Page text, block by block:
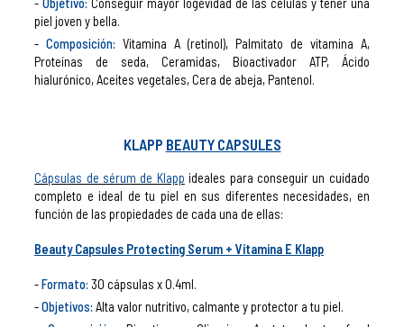
piel joven y bella.
Composición: Vitamina A (retinol), Palmitato de vitamina A,
Proteínas de seda, Ceramidas, Bioactivador ATP, Ácido
hialurónico, Aceites vegetales, Cera de abeja, Pantenol.
KLAPP BEAUTY CAPSULES
Cápsulas de sérum de Klapp ideales para conseguir un cuidado
completo e ideal de tu piel en sus diferentes necesidades, en
función de las propiedades de cada una de ellas:
Beauty Capsules Protecting Serum + Vitamina E Klapp
Formato: 30 cápsulas x 0.4ml.
Objetivos: Alta valor nutritivo, calmante y protector a tu piel.